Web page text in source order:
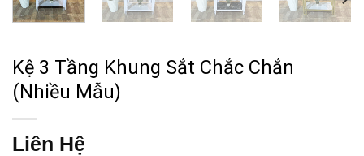
Kệ 3 Tầng Khung Sắt Chắc Chắn
(Nhiều Mẫu)
Liên Hệ